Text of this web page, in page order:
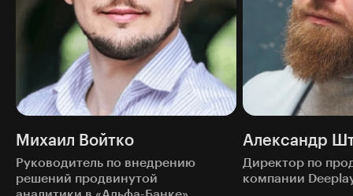
Михаил Войтко
Руководитель по внедрению
решений продвинутой
Александр
Директор по
компании